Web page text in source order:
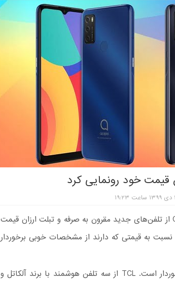
قیمت خود رونمایی کرد
آلکاتل – Alcatel در نمایشگاه CES 2021 از تلفن‌های جدید مقرون به صرفه و تبلت ارزان ‌قیمت
به قیمتی که دارند از مشخصات خوبی برخوردار
از رونق خوبی برخوردار است. TCL از سه تلفن هوشمند با برند آلکاتل و